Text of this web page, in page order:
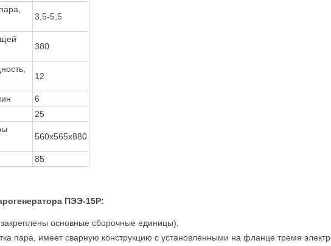
3,5-5,5
380
12
6
25
560х565х880
85
ПЭЭ-15Р:
основные сборочные единицы);
пара, имеет сварную конструкцию с установленными на фланце тремя